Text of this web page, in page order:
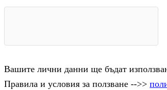
Вашите лични данни ще бъдат
Правила и условия за ползване -->>